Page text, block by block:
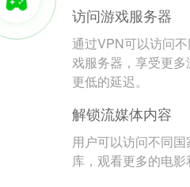
访问游戏服务器
通过VPN可以访问
戏服务器，享受更
更低的延迟。
解锁流媒体内容
用户可以访问不同
库，观看更多的电影